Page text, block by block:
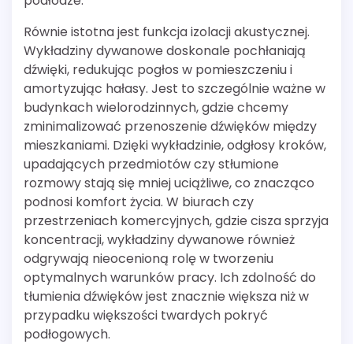
Równie istotna jest funkcja izolacji akustycznej.
Wykładziny dywanowe doskonale pochłaniają
dźwięki, redukując pogłos w pomieszczeniu i
amortyzując hałasy. Jest to szczególnie ważne w
budynkach wielorodzinnych, gdzie chcemy
zminimalizować przenoszenie dźwięków między
mieszkaniami. Dzięki wykładzinie, odgłosy kroków,
upadających przedmiotów czy stłumione
rozmowy stają się mniej uciążliwe, co znacząco
podnosi komfort życia. W biurach czy
przestrzeniach komercyjnych, gdzie cisza sprzyja
koncentracji, wykładziny dywanowe również
odgrywają nieocenioną rolę w tworzeniu
optymalnych warunków pracy. Ich zdolność do
tłumienia dźwięków jest znacznie większa niż w
przypadku większości twardych pokryć
podłogowych.